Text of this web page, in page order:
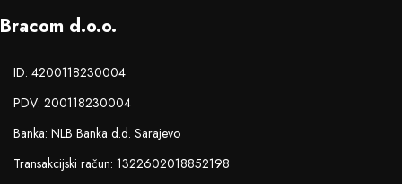
Bracom d.o.o.
ID: 4200118230004
PDV: 200118230004
Banka: NLB Banka d.d. Sarajevo
Transakcijski račun: 1322602018852198